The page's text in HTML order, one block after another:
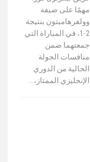
مهمًا على ضيفه
وولفرهامبتون بنتيجة
2-1، في المباراة التي
جمعتهما ضمن
منافسات الجولة
الحالية من الدوري
الإنجليزي الممتاز،…